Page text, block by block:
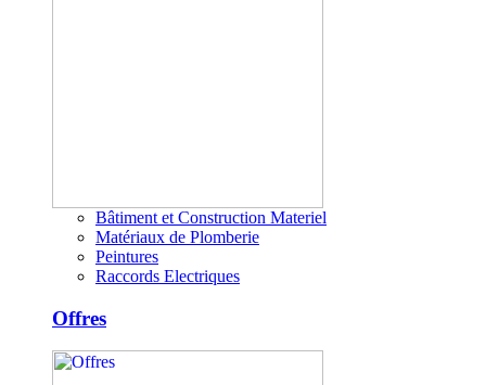
Bâtiment et Construction Materiel
Matériaux de Plomberie
Peintures
Raccords Electriques
Offres